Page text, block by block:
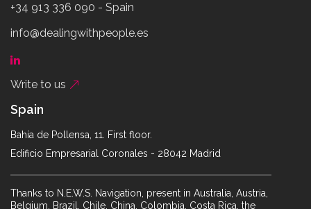
+34 913 336 090 - Spain
info@dealingwithpeople.es
Write to us
Spain
Bahía de Pollensa, 11. First floor.
Edificio Empresarial Coronales - 28042 Madrid
Thanks to N.E.W.S. Navigation, present in Australia, Austria,
Belgium, Brazil, Chile, China, Colombia, Costa Rica, the